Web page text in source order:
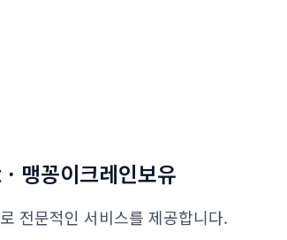
맹꽁이크레인보유
전문적인 서비스를 제공합니다.